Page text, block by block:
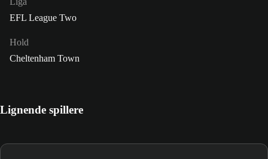
EFL League Two
Hold
Cheltenham Town
Lignende spillere